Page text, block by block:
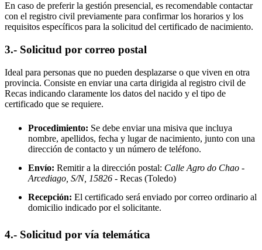
En caso de preferir la gestión presencial, es recomendable contactar
con el registro civil previamente para confirmar los horarios y los
requisitos específicos para la solicitud del certificado de nacimiento.
3.- Solicitud por correo postal
Ideal para personas que no pueden desplazarse o que viven en otra
provincia. Consiste en enviar una carta dirigida al registro civil de
Recas indicando claramente los datos del nacido y el tipo de
certificado que se requiere.
Procedimiento: Se debe enviar una misiva que incluya
nombre, apellidos, fecha y lugar de nacimiento, junto con una
dirección de contacto y un número de teléfono.
Envío: Remitir a la dirección postal: Calle Agro do Chao -
Arcediago, S/N, 15826 - Recas (Toledo)
Recepción: El certificado será enviado por correo ordinario al
domicilio indicado por el solicitante.
4.- Solicitud por vía telemática